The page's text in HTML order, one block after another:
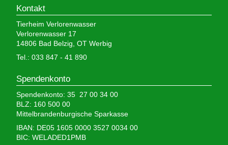
Kontakt
Tierheim Verlorenwasser
Verlorenwasser 17
14806 Bad Belzig, OT Werbig
Tel.: 033 847 - 41 890
Spendenkonto
Spendenkonto: 35 27 00 34 00
BLZ: 160 500 00
Mittelbrandenburgische Sparkasse
IBAN: DE05 1605 0000 3527 0034 00
BIC: WELADED1PMB